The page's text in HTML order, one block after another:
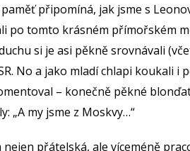
připomíná, jak jsme s
po tomto krásném přímořském
si je asi pěkně srovnávali
No a jako mladí chlapi koukali i
– konečně pěkné
„A my jsme z Moskvy…“
přátelská, ale víceméně